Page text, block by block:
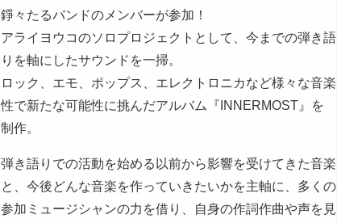
錚々たるバンドのメンバーが参加！
アライヨウコのソロプロジェクトとして、今までの弾き語
りを軸にしたサウンドを一掃。
ロック、エモ、ポップス、エレクトロニカなど様々な音楽
性で新たな可能性に挑んだアルバム『INNERMOST』を
制作。
弾き語りでの活動を始める以前から影響を受けてきた音楽
と、今後どんな音楽を作っていきたいかを主軸に、多くの
参加ミュージシャンの力を借り、自身の作詞作曲や声を見